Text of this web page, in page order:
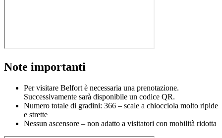
Note importanti
Per visitare Belfort è necessaria una prenotazione.
Successivamente sarà disponibile un codice QR.
Numero totale di gradini: 366 – scale a chiocciola molto ripide
e strette
Nessun ascensore – non adatto a visitatori con mobilità ridotta